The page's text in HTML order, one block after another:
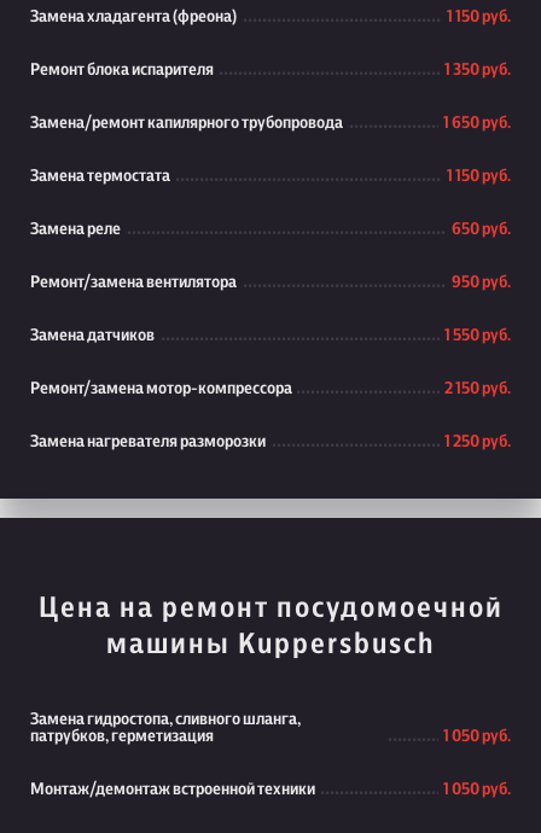
Замена хладагента (фреона) 1 150 руб.
Ремонт блока испарителя 1 350 руб.
Замена/ремонт капилярного трубопровода 1 650 руб.
Замена термостата 1 150 руб.
Замена реле 650 руб.
Ремонт/замена вентилятора 950 руб.
Замена датчиков 1 550 руб.
Ремонт/замена мотор-компрессора 2 150 руб.
Замена нагревателя разморозки 1 250 руб.
Цена на ремонт посудомоечной
машины Kuppersbusch
Замена гидростопа, сливного шланга,
патрубков, герметизация
1 050 руб.
Монтаж/демонтаж встроенной техники 1 050 руб.